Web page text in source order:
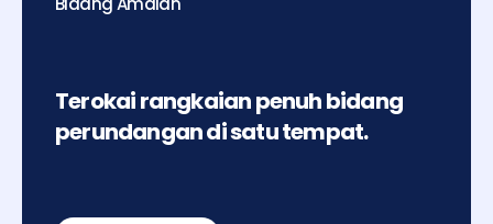
Terokai rangkaian penuh bidang
perundangan di satu tempat.